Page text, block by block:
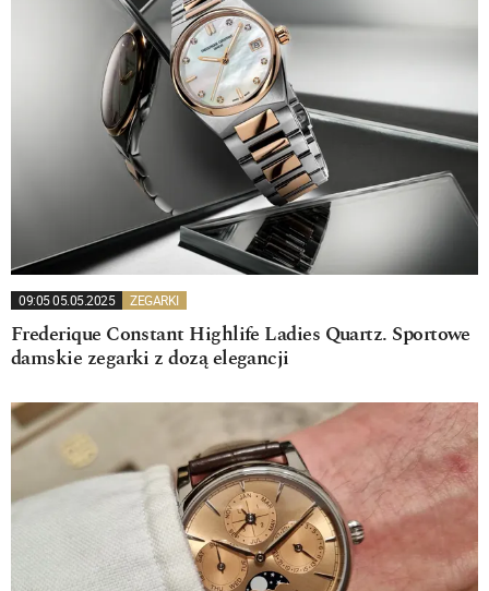
09:05 05.05.2025 ZEGARKI
Frederique Constant Highlife Ladies Quartz. Sportowe
damskie zegarki z dozą elegancji